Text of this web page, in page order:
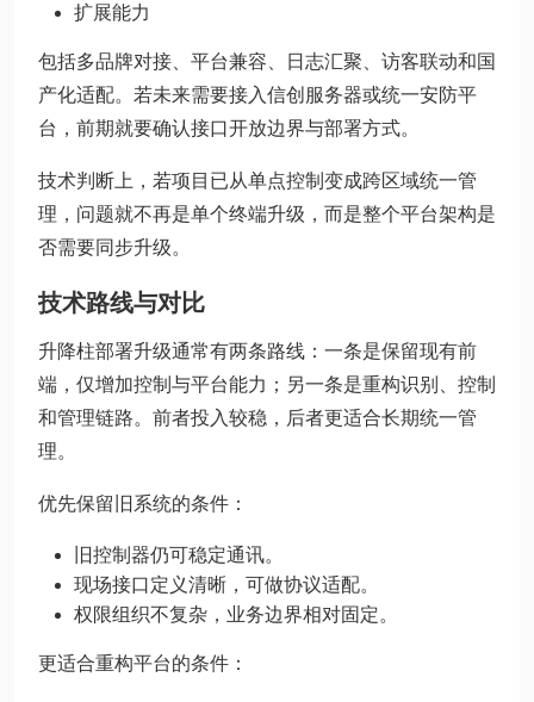
扩展能力
包括多品牌对接、平台兼容、日志汇聚、访客联动和国
产化适配。若未来需要接入信创服务器或统一安防平
台，前期就要确认接口开放边界与部署方式。
技术判断上，若项目已从单点控制变成跨区域统一管
理，问题就不再是单个终端升级，而是整个平台架构是
否需要同步升级。
技术路线与对比
升降柱部署升级通常有两条路线：一条是保留现有前
端，仅增加控制与平台能力；另一条是重构识别、控制
和管理链路。前者投入较稳，后者更适合长期统一管
理。
优先保留旧系统的条件：
旧控制器仍可稳定通讯。
现场接口定义清晰，可做协议适配。
权限组织不复杂，业务边界相对固定。
更适合重构平台的条件：